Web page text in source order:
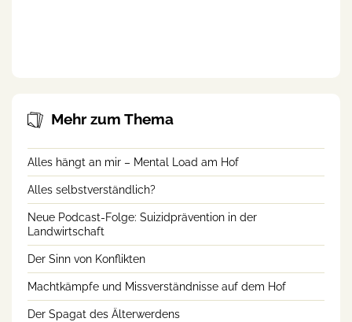
Mehr zum Thema
Alles hängt an mir – Mental Load am Hof
Alles selbstverständlich?
Neue Podcast-Folge: Suizidprävention in der
Landwirtschaft
Der Sinn von Konflikten
Machtkämpfe und Missverständnisse auf dem Hof
Der Spagat des Älterwerdens